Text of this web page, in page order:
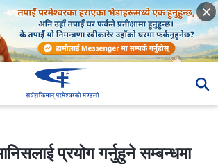
गर्नुहुने सम्बन्धमा
प्रयोग गर्नुहुने सम्बन्धमा